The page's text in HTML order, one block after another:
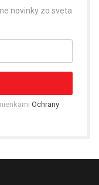
novinky zo sveta
Ochrany